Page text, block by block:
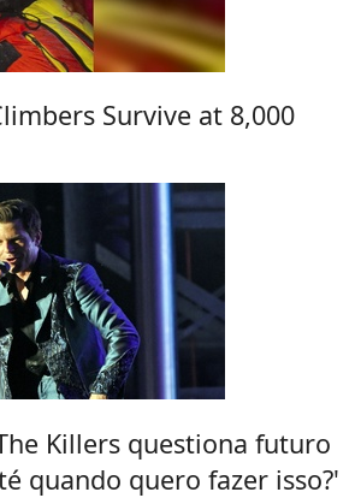
Survive at 8,000
Killers questiona futuro
quando quero fazer isso?'